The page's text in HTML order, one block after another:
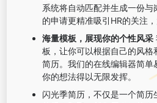
系统将自动匹配并生成一份
的申请更精准吸引HR的关注
海量模板，展现你的个性风采
板，让你可以根据自己的风
简历。我们的在线编辑器简单
你的想法得以无限发挥。
闪光季简历，不仅是一个简